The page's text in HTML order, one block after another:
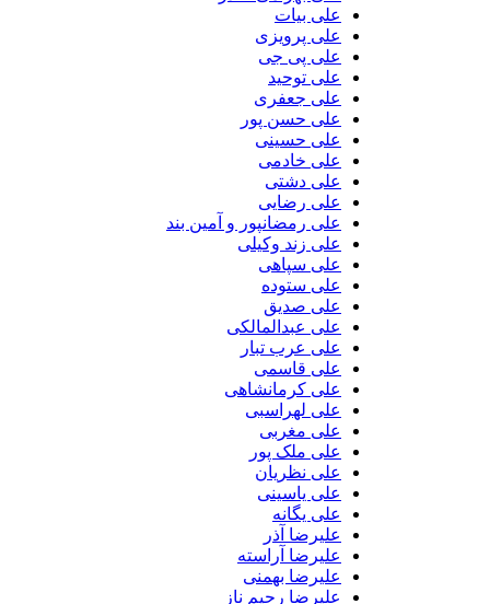
علی بیات
علی پرویزی
علی پی جی
علی توحید
علی جعفری
علی حسن پور
علی حسینی
علی خادمی
علی دشتی
علی رضایی
علی رمضانپور و آمین بند
علی زند وکیلی
علی سپاهی
علی ستوده
علی صدیق
علی عبدالمالکی
علی عرب تبار
علی قاسمی
علی کرمانشاهی
علی لهراسبی
علی مغربی
علی ملک پور
علی نظریان
علی یاسینی
علی یگانه
علیرضا آذر
علیرضا آراسته
علیرضا بهمنی
علیرضا رحیم ناز